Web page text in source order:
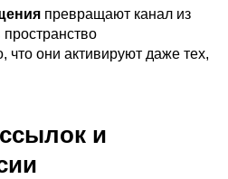
превращают канал из
что они активируют даже тех,
и